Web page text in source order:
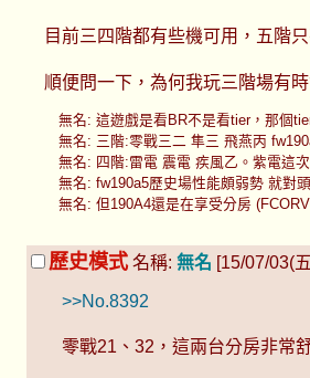
目前三四階都有些機可用，五階
順便問一下，為何我玩三階場有
無名: 這遊戲是看BR不是看tier，那個
無名: 三階:零戰三二 隼三 飛燕丙
無名: 四階:雷電 震電 疾風乙。紫電這
無名: fw190a5歷史場性能頗弱勢 就對
無名: 但190A4還是在享受分房
歷史模式名稱: 無名 [15/07/03(
>>No.8392
零戰21、32，這兩台分房非常